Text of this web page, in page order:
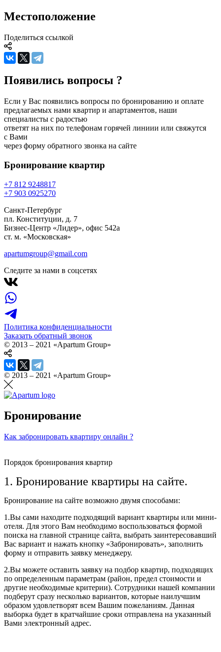
Местоположение
Поделиться ссылкой
Появились вопросы ?
Если у Вас появились вопросы по бронированию и оплате
предлагаемых нами квартир и апартаментов, наши
специалисты с радостью
ответят на них по телефонам горячей линиии или свяжутся
с Вами
через форму обратного звонка на сайте
Бронирование квартир
+7 812 9248817
+7 903 0925270
Санкт-Петербург
пл. Конституции, д. 7
Бизнес-Центр «Лидер», офис 542a
ст. м. «Московская»
apartumgroup@gmail.com
Следите за нами в соцсетях
Политика конфиденциальности
Заказать обратный звонок
© 2013 – 2021 «Apartum Group»
© 2013 – 2021 «Apartum Group»
Бронирование
Как забронировать квартиру онлайн ?
Порядок бронирования квартир
1. Бронирование квартиры на сайте.
Бронирование на сайте возможно двумя способами:
1.Вы сами находите подходящий вариант квартиры или мини-
отеля. Для этого Вам необходимо воспользоваться формой
поиска на главной странице сайта, выбрать заинтересовавший
Вас вариант и нажать кнопку «Забронировать», заполнить
форму и отправить заявку менеджеру.
2.Вы можете оставить заявку на подбор квартир, подходящих
по определенным параметрам (район, предел стоимости и
другие необходимые критерии). Сотрудники нашей компании
подберут сразу несколько вариантов, которые наилучшим
образом удовлетворят всем Вашим пожеланиям. Данная
выборка будет в кратчайшие сроки отправлена на указанный
Вами электронный адрес.